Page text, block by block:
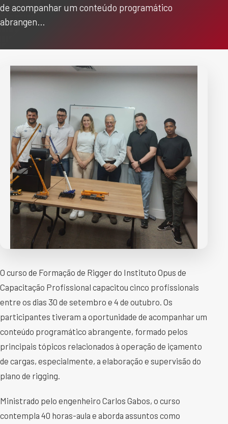
de acompanhar um conteúdo programático
abrangen…
O curso de Formação de Rigger do Instituto Opus de
Capacitação Profissional capacitou cinco profissionais
entre os dias 30 de setembro e 4 de outubro. Os
participantes tiveram a oportunidade de acompanhar um
conteúdo programático abrangente, formado pelos
principais tópicos relacionados à operação de içamento
de cargas, especialmente, a elaboração e supervisão do
plano de rigging.
Ministrado pelo engenheiro Carlos Gabos, o curso
contempla 40 horas-aula e aborda assuntos como